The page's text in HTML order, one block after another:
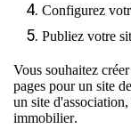
Configurez
Publiez votre
Vous souhaitez
pages pour un site
un site d'association
immobilier.